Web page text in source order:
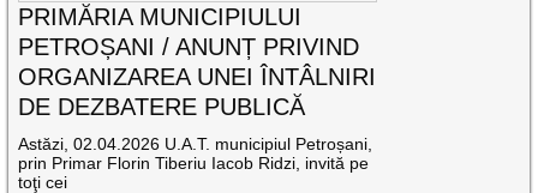
PRIMĂRIA MUNICIPIULUI
PETROȘANI / ANUNȚ PRIVIND
ORGANIZAREA UNEI ÎNTÂLNIRI
DE DEZBATERE PUBLICĂ
Astăzi, 02.04.2026 U.A.T. municipiul Petroșani,
prin Primar Florin Tiberiu Iacob Ridzi, invită pe
toţi cei